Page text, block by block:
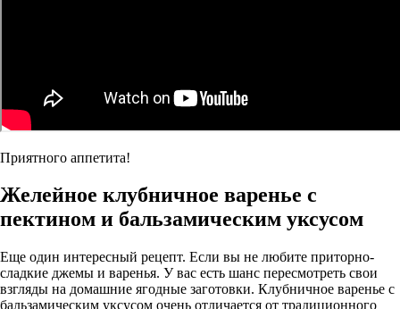
Приятного аппетита!
Желейное клубничное варенье с
пектином и бальзамическим уксусом
Еще один интересный рецепт. Если вы не любите приторно-
сладкие джемы и варенья. У вас есть шанс пересмотреть свои
взгляды на домашние ягодные заготовки. Клубничное варенье с
бальзамическим уксусом очень отличается от традиционного